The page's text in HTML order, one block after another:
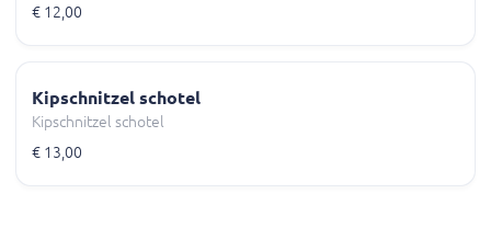
€ 12,00
Kipschnitzel schotel
Kipschnitzel schotel
€ 13,00